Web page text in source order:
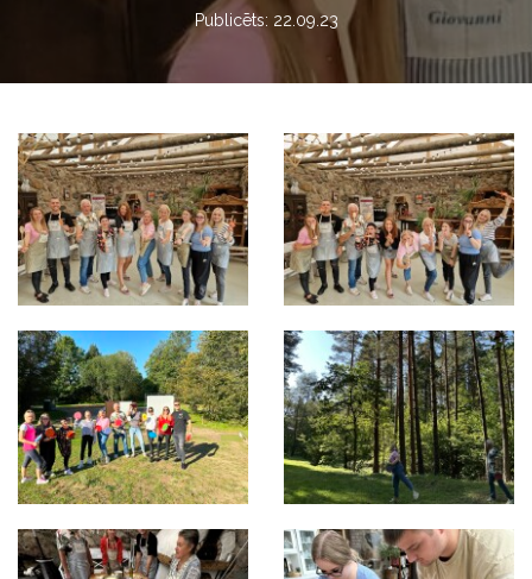
Publicēts: 22.09.23